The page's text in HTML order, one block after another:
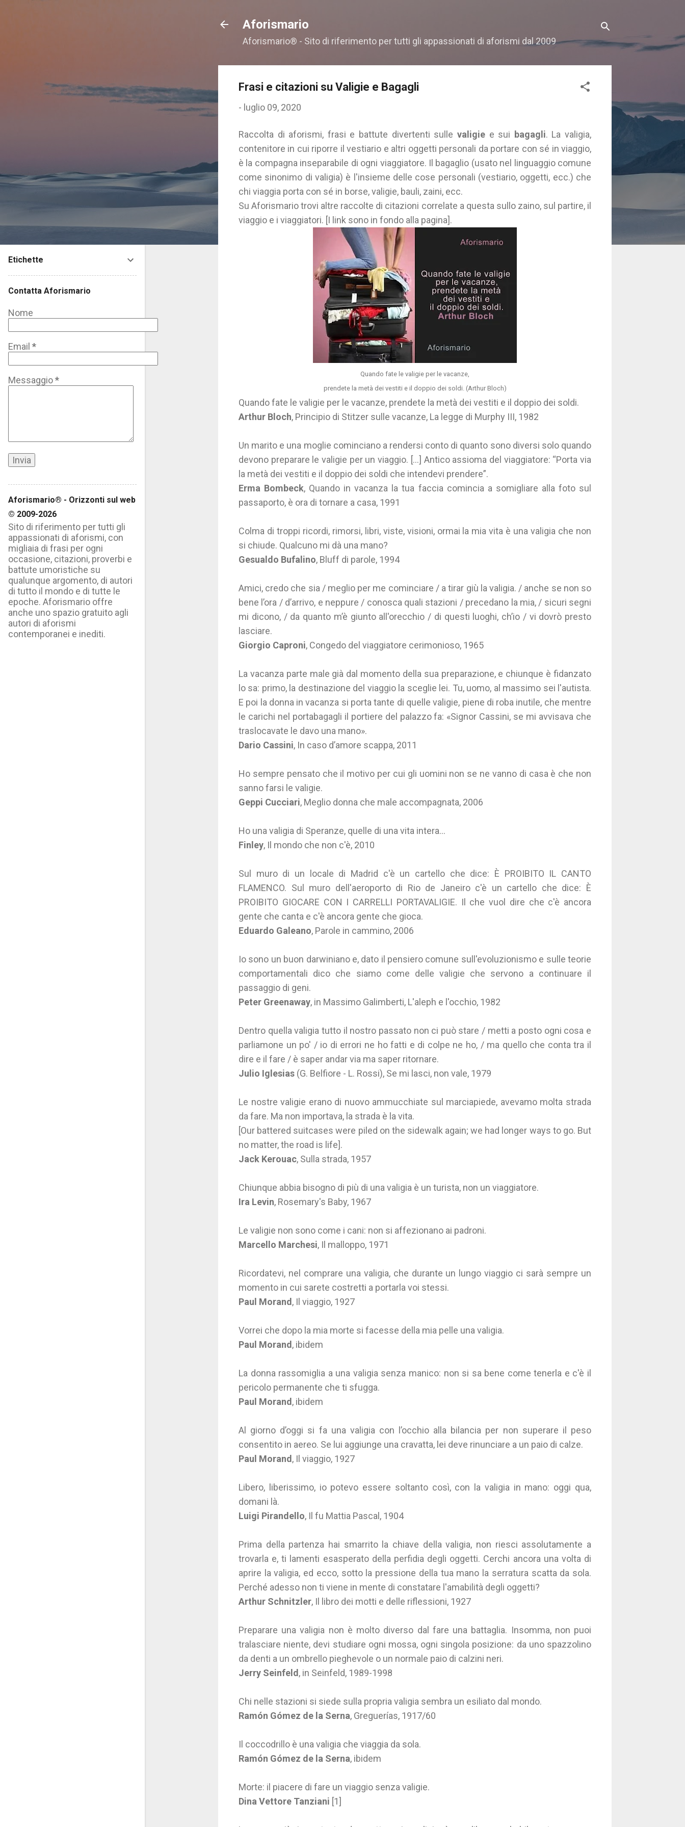
Aforismario
Aforismario® - Sito di riferimento per tutti gli appassionati di aforismi dal 2009
Frasi e citazioni su Valigie e Bagagli
- luglio 09, 2020
Raccolta di aforismi, frasi e battute divertenti sulle valigiee sui bagagli. La valigia,
contenitore in cui riporre il vestiario e altri oggetti personali da portare con sé in viaggio,
è la compagna inseparabile di ogni viaggiatore. Il bagaglio (usato nel linguaggio comune
come sinonimo di valigia) è l'insieme delle cose personali (vestiario, oggetti, ecc.) che
chi viaggia porta con sé in borse, valigie, bauli, zaini, ecc.
Su Aforismario trovi altre raccolte di citazioni correlate a questa sullo zaino, sul partire, il
viaggio e i viaggiatori. [I link sono in fondo alla pagina].
Quando fate le valigie per le vacanze,
prendete la metà dei vestiti e il doppio dei soldi. (Arthur Bloch)
Quando fate le valigie per le vacanze, prendete la metà dei vestiti e il doppio dei soldi.
Arthur Bloch, Principio di Stitzer sulle vacanze, La legge di Murphy III, 1982
Un marito e una moglie cominciano a rendersi conto di quanto sono diversi solo quando
devono preparare le valigie per un viaggio. [...] Antico assioma del viaggiatore: “Porta via
la metà dei vestiti e il doppio dei soldi che intendevi prendere”.
Erma Bombeck, Quando in vacanza la tua faccia comincia a somigliare alla foto sul
passaporto, è ora di tornare a casa, 1991
Colma di troppi ricordi, rimorsi, libri, viste, visioni, ormai la mia vita è una valigia che non
si chiude. Qualcuno mi dà una mano?
Gesualdo Bufalino, Bluff di parole, 1994
Amici, credo che sia / meglio per me cominciare / a tirar giù la valigia. / anche se non so
bene l’ora / d’arrivo, e neppure / conosca quali stazioni / precedano la mia, / sicuri segni
mi dicono, / da quanto m’è giunto all'orecchio / di questi luoghi, ch’io / vi dovrò presto
lasciare.
Giorgio Caproni, Congedo del viaggiatore cerimonioso, 1965
La vacanza parte male già dal momento della sua preparazione, e chiunque è fidanzato
lo sa: primo, la destinazione del viaggio la sceglie lei. Tu, uomo, al massimo sei l'autista.
E poi la donna in vacanza si porta tante di quelle valigie, piene di roba inutile, che mentre
le carichi nel portabagagli il portiere del palazzo fa: «Signor Cassini, se mi avvisava che
traslocavate le davo una mano».
Dario Cassini, In caso d’amore scappa, 2011
Ho sempre pensato che il motivo per cui gli uomini non se ne vanno di casa è che non
sanno farsi le valigie.
Geppi Cucciari, Meglio donna che male accompagnata, 2006
Ho una valigia di Speranze, quelle di una vita intera...
Finley, Il mondo che non c'è, 2010
Sul muro di un locale di Madrid c'è un cartello che dice: È PROIBITO IL CANTO
FLAMENCO. Sul muro dell'aeroporto di Rio de Janeiro c'è un cartello che dice: È
PROIBITO GIOCARE CON I CARRELLI PORTAVALIGIE. Il che vuol dire che c'è ancora
gente che canta e c'è ancora gente che gioca.
Eduardo Galeano, Parole in cammino, 2006
Io sono un buon darwiniano e, dato il pensiero comune sull'evoluzionismo e sulle teorie
comportamentali dico che siamo come delle valigie che servono a continuare il
passaggio di geni.
Peter Greenaway, in Massimo Galimberti, L'aleph e l'occhio, 1982
Dentro quella valigia tutto il nostro passato non ci può stare / metti a posto ogni cosa e
parliamone un po' / io di errori ne ho fatti e di colpe ne ho, / ma quello che conta tra il
dire e il fare / è saper andar via ma saper ritornare.
Julio Iglesias (G. Belfiore - L. Rossi), Se mi lasci, non vale, 1979
Le nostre valigie erano di nuovo ammucchiate sul marciapiede, avevamo molta strada
da fare. Ma non importava, la strada è la vita.
[Our battered suitcases were piled on the sidewalk again; we had longer ways to go. But
no matter, the road is life].
Jack Kerouac, Sulla strada, 1957
Chiunque abbia bisogno di più di una valigia è un turista, non un viaggiatore.
Ira Levin, Rosemary's Baby, 1967
Le valigie non sono come i cani: non si affezionano ai padroni.
Marcello Marchesi, Il malloppo, 1971
Ricordatevi, nel comprare una valigia, che durante un lungo viaggio ci sarà sempre un
momento in cui sarete costretti a portarla voi stessi.
Paul Morand , Il viaggio, 1927
Vorrei che dopo la mia morte si facesse della mia pelle una valigia.
Paul Morand , ibidem
La donna rassomiglia a una valigia senza manico: non si sa bene come tenerla e c'è il
pericolo permanente che ti sfugga.
Paul Morand , ibidem
Al giorno d’oggi si fa una valigia con l’occhio alla bilancia per non superare il peso
consentito in aereo. Se lui aggiunge una cravatta, lei deve rinunciare a un paio di calze.
Paul Morand , Il viaggio, 1927
Libero, liberissimo, io potevo essere soltanto così, con la valigia in mano: oggi qua,
domani là.
Luigi Pirandello, Il fu Mattia Pascal, 1904
Prima della partenza hai smarrito la chiave della valigia, non riesci assolutamente a
trovarla e, ti lamenti esasperato della perfidia degli oggetti. Cerchi ancora una volta di
aprire la valigia, ed ecco, sotto la pressione della tua mano la serratura scatta da sola.
Perché adesso non ti viene in mente di constatare l'amabilità degli oggetti?
Arthur Schnitzler, Il libro dei motti e delle riflessioni, 1927
Preparare una valigia non è molto diverso dal fare una battaglia. Insomma, non puoi
tralasciare niente, devi studiare ogni mossa, ogni singola posizione: da uno spazzolino
da denti a un ombrello pieghevole o un normale paio di calzini neri.
Jerry Seinfeld , in Seinfeld, 1989-1998
Chi nelle stazioni si siede sulla propria valigia sembra un esiliato dal mondo.
Ramón Gómez de la Serna, Greguerías, 1917/60
Il coccodrillo è una valigia che viaggia da sola.
Ramón Gómez de la Serna, ibidem
Morte: il piacere di fare un viaggio senza valigie.
Dina Vettore Tanziani [1]
Etichette
Contatta Aforismario
Nome
Email *
Messaggio*
Aforismario® - Orizzonti sul web
© 2009-2026
Sito di riferimento per tutti gli
appassionati di aforismi, con
migliaia di frasi per ogni
occasione, citazioni, proverbi e
battute umoristiche su
qualunque argomento, di autori
di tutto il mondo e di tutte le
epoche. Aforismario offre
anche uno spazio gratuito agli
autori di aforismi
contemporanei e inediti.